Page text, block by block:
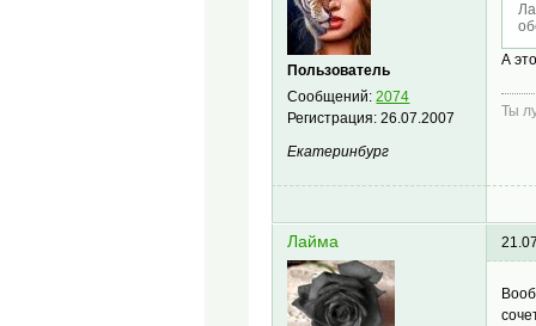
Пользователь
Сообщений:2074
Регистрация:26.07.2007
Екатеринбург
А
Ты
Лайма